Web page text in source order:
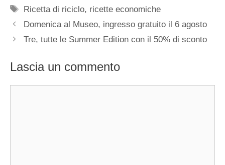
Tag
Ricetta di riciclo, ricette economiche
Domenica al Museo, ingresso gratuito il 6 agosto
Tre, tutte le Summer Edition con il 50% di sconto
Lascia un commento